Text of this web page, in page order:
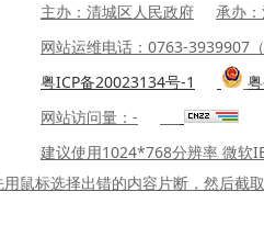
主办：清城区人民政府
承办
网站运维电话：0763-3939907
粤ICP备20023134号-1
网站访问量： -
建议使用1024*768分辨率 微软
鼠标选择出错的内容片断，然后截